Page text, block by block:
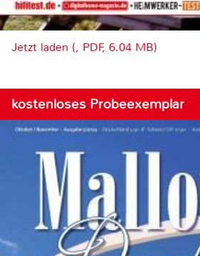
Jetzt laden (, PDF, 6.04 MB)
kostenloses Probeexemplar